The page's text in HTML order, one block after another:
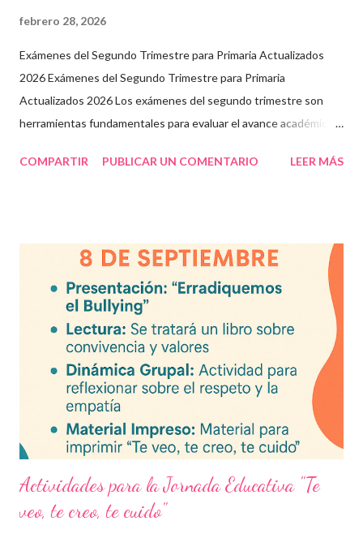
febrero 28, 2026
Exámenes del Segundo Trimestre para Primaria Actualizados
2026 Exámenes del Segundo Trimestre para Primaria
Actualizados 2026 Los exámenes del segundo trimestre son
herramientas fundamentales para evaluar el avance académico
descargable en PDF, diseñado para docentes que buscan
frecuentes Beneficios de utilizar estos exámenes trimestrales
Evaluaciones alineadas al programa oficial. Formato optimizado
para impresión o uso en plataformas educativas. Reactivos que
fortalecen la comprensión y el pensamiento crítico. Ideal para
formación docente y evaluación diagnóstica. Material
descargable PDF editable. Estos exámenes también pueden
integrarse en herramientas digitales pa...
COMPARTIR PUBLICAR UN COMENTARIO LEER MÁS
Actividades para la Jornada Educativa "Te
veo, te creo, te cuido"